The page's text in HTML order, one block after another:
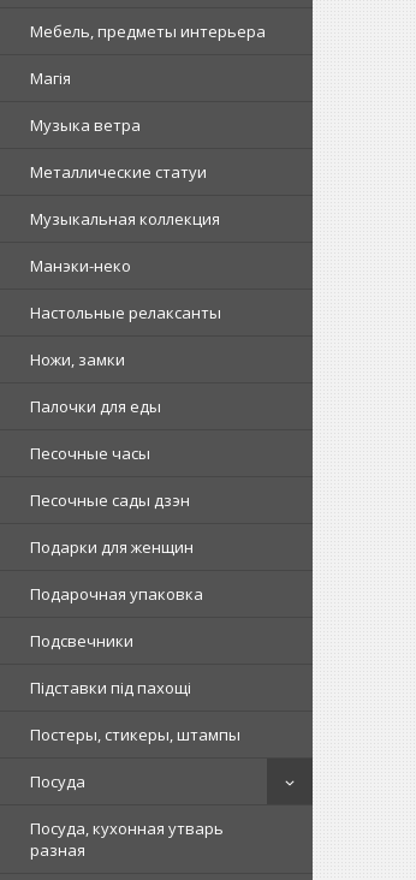
Мебель, предметы интерьера
Магія
Музыка ветра
Металлические статуи
Музыкальная коллекция
Манэки-неко
Настольные релаксанты
Ножи, замки
Палочки для еды
Песочные часы
Песочные сады дзэн
Подарки для женщин
Подарочная упаковка
Подсвечники
Підставки під пахощі
Постеры, стикеры, штампы
Посуда
Посуда, кухонная утварь
разная